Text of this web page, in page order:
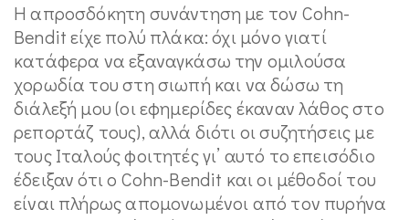
Η απροσδόκητη συνάντηση με τον Cohn-
Bendit είχε πολύ πλάκα: όχι μόνο γιατί
κατάφερα να εξαναγκάσω την ομιλούσα
χορωδία του στη σιωπή και να δώσω τη
διάλεξή μου (οι εφημερίδες έκαναν λάθος στο
ρεπορτάζ τους), αλλά διότι οι συζητήσεις με
τους Ιταλούς φοιτητές γι’ αυτό το επεισόδιο
έδειξαν ότι ο Cohn-Bendit και οι μέθοδοί του
είναι πλήρως απομονωμένοι από τον πυρήνα